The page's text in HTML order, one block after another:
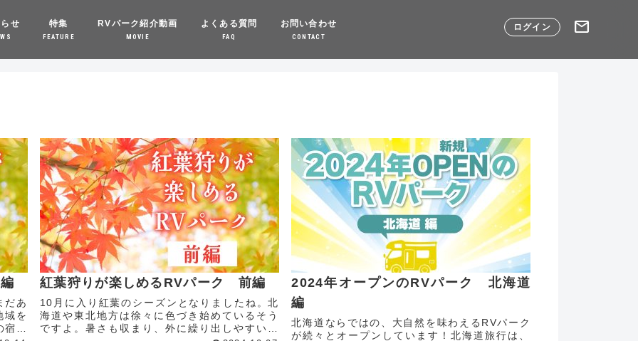
せ 特集
FEATURE
RVパーク紹介動画
MOVIE
よくある質問
FAQ
お問い合わせ
CONTACT
ログイン mail
だあ
域を
林
紅葉狩りが楽しめるRVパーク 前編
10月に入り紅葉のシーズンとなりましたね。北
海道や東北地方は徐々に色づき始めているそう
ですよ。暑さも収まり、外に繰り出しやすい気
2024年オープンのRVパーク 北海道
編
北海道ならではの、大自然を味わえるRVパーク
が続々とオープンしています！北海道旅行は、